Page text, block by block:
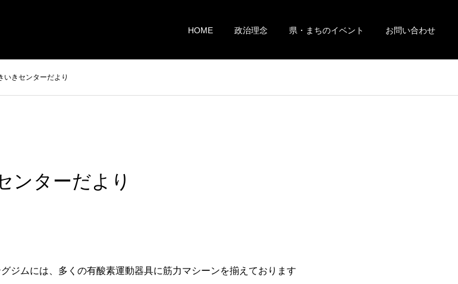
HOME 政治理念 県・まちのイベント お問い合わせ
いきセンターだより
ンターだより
ジムには、多くの有酸素運動器具に筋力マシーンを揃えております